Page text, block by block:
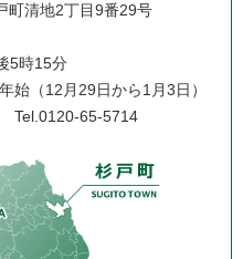
町清地2丁目9番29号
5時15分
始（12月29日から1月3日）
Tel.0120-65-5714